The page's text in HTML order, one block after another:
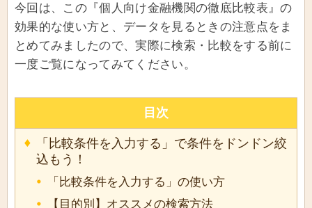
今回は、この『個人向け金融機関の徹底比較表』の
効果的な使い方と、データを見るときの注意点をま
とめてみましたので、実際に検索・比較をする前に
一度ご覧になってみてください。
目次
「比較条件を入力する」で条件をドンドン絞
込もう！
「比較条件を入力する」の使い方
【目的別】オススメの検索方法